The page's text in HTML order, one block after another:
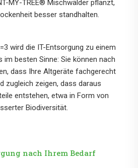
MY-TREE® Mischwälder pflanzt,
besser standhalten.
wird die IT-Entsorgung zu einem
besten Sinne: Sie können nach
dass Ihre Altgeräte fachgerecht
zugleich zeigen, dass daraus
entstehen, etwa in Form von
Biodiversität.
nach Ihrem Bedarf